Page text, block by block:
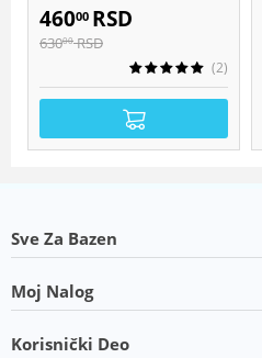
46000 RSD
63000 RSD
(2)
Sve Za Bazen
Moj Nalog
Korisnički Deo